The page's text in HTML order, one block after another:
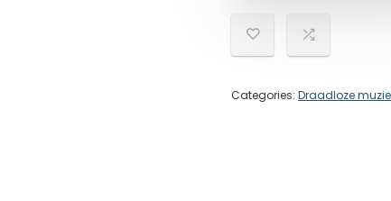
Categories: Draadloze